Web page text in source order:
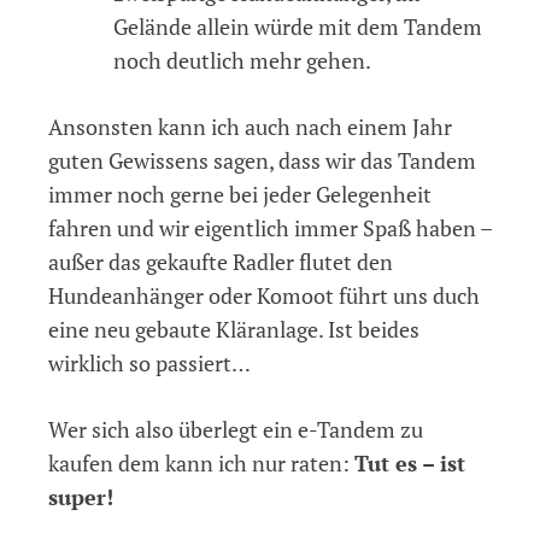
Gelände allein würde mit dem Tandem
noch deutlich mehr gehen.
Ansonsten kann ich auch nach einem Jahr
guten Gewissens sagen, dass wir das Tandem
immer noch gerne bei jeder Gelegenheit
fahren und wir eigentlich immer Spaß haben –
außer das gekaufte Radler flutet den
Hundeanhänger oder Komoot führt uns duch
eine neu gebaute Kläranlage. Ist beides
wirklich so passiert…
Wer sich also überlegt ein e-Tandem zu
kaufen dem kann ich nur raten: Tut es – ist
super!